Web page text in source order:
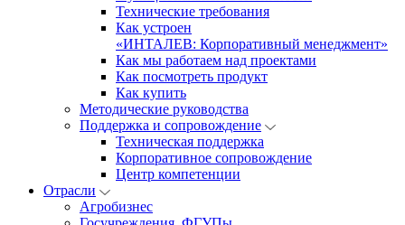
Технические требования
Как устроен
«ИНТАЛЕВ: Корпоративный менеджмент»
Как мы работаем над проектами
Как посмотреть продукт
Как купить
Методические руководства
Поддержка и сопровождение
Техническая поддержка
Корпоративное сопровождение
Центр компетенции
Отрасли
Агробизнес